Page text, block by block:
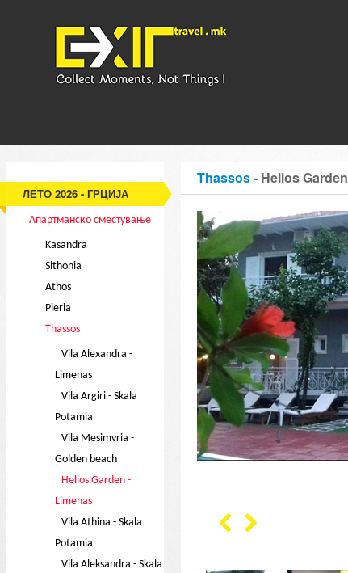
ЛЕТО 2026 - ГРЦИЈА
Апартманско сместување
Kasandra
Sithonia
Athos
Pieria
Thassos
Vila Alexandra -
Limenas
Vila Argiri - Skala
Potamia
Vila Mesimvria -
Golden beach
Helios Garden -
Limenas
Vila Athina - Skala
Potamia
Vila Aleksandra - Skala
Thassos- Helios